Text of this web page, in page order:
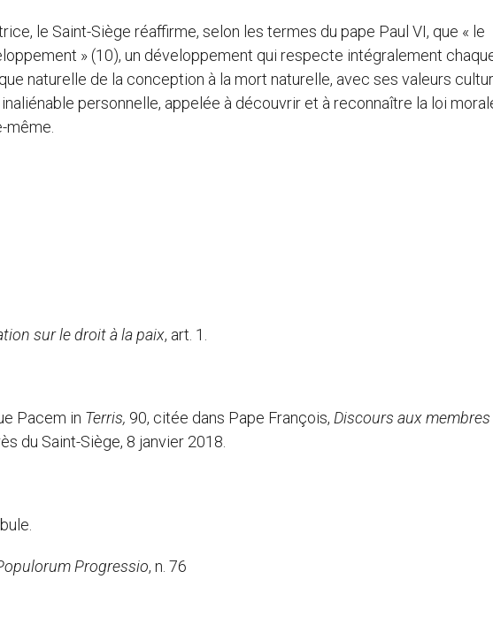
le Saint-Siège réaffirme, selon les termes du pape Paul VI, que « le
» (10), un développement qui respecte intégralement
naturelle de la conception à la mort naturelle, avec ses valeurs
personnelle, appelée à découvrir et à reconnaître la loi
même.
sur le droit à la paix, art. 1.
Pacem in Terris, 90, citée dans Pape François, Discours aux
du Saint-Siège, 8 janvier 2018.
Progressio, n. 76